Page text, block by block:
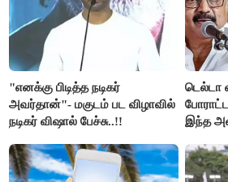
"எனக்கு பிடித்த நடிகர்
அவர்தான்"- மகுடம் பட விழாவில்
நடிகர் விஷால் பேச்சு..!!
டெல்டா
இந்த
திமுக